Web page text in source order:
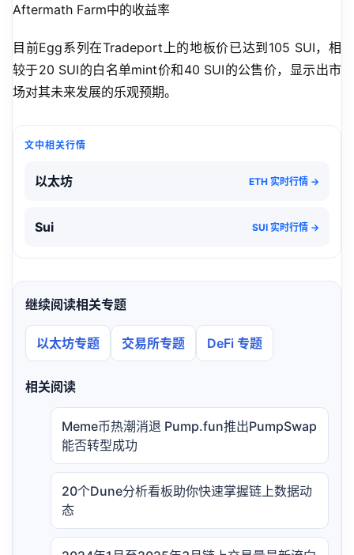
Aftermath Farm中的收益率
目前Egg系列在Tradeport上的地板价已达到105 SUI，相
较于20 SUI的白名单mint价和40 SUI的公售价，显示出市
场对其未来发展的乐观预期。
文中相关行情
以太坊 ETH 实时行情 →
Sui SUI 实时行情 →
继续阅读相关专题
以太坊专题 交易所专题 DeFi 专题
相关阅读
Meme币热潮消退 Pump.fun推出PumpSwap
能否转型成功
20个Dune分析看板助你快速掌握链上数据动
态